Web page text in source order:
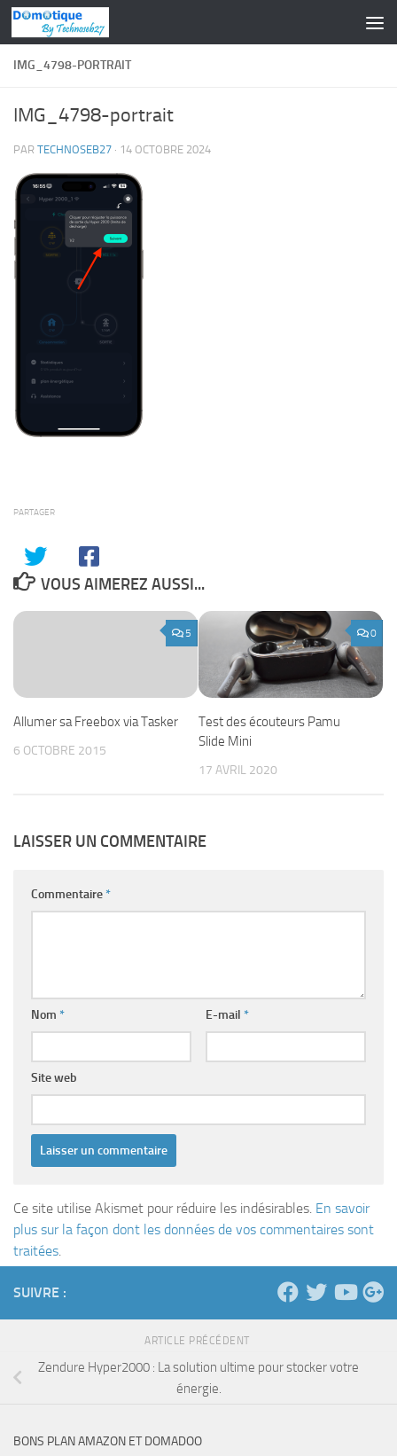
Skip to content
IMG_4798-PORTRAIT
IMG_4798-portrait
PAR TECHNOSEB27 · 14 OCTOBRE 2024
PARTAGER
VOUS AIMEREZ AUSSI...
5
Allumer sa Freebox via Tasker
6 OCTOBRE 2015
0
Test des écouteurs Pamu
Slide Mini
17 AVRIL 2020
LAISSER UN COMMENTAIRE
Commentaire*
Nom * E-mail *
Site web
Ce site utilise Akismet pour réduire les indésirables. En savoir
plus sur la façon dont les données de vos commentaires sont
traitées.
SUIVRE :
ARTICLE PRÉCÉDENT
Zendure Hyper2000 : La solution ultime pour stocker votre
énergie.
BONS PLAN AMAZON ET DOMADOO